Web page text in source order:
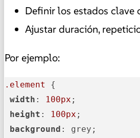
Definir los estados clave
Ajustar duración,
Por ejemplo:
.element
{
width : 100px ;
height : 100px ;
background : grey;